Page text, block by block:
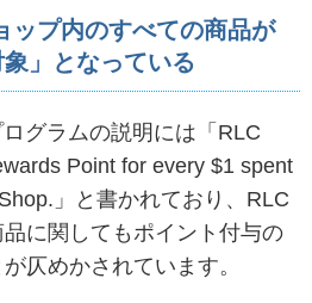
ップ内のすべての商品が
」となっている
グラムの説明には「RLC
Point for every $1 spent
」と書かれており、RLC
に関してもポイント付与の
仄めかされています。